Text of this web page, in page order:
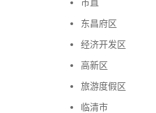
市直
东昌府区
经济开发区
高新区
旅游度假区
临清市